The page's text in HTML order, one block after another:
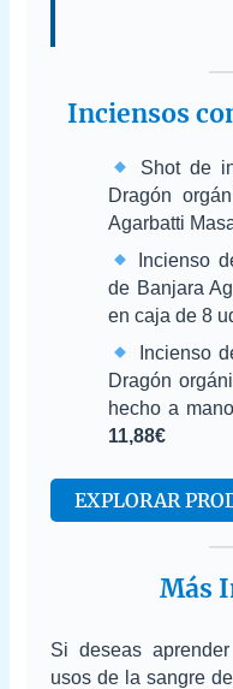
Inciensos
Shot de
Dragón
Agarbatti
Incienso
de Banjara
en caja de 8
Incienso
Dragón
hecho a
11,88€
EXPLORAR
Más
Si deseas
usos de la sangre